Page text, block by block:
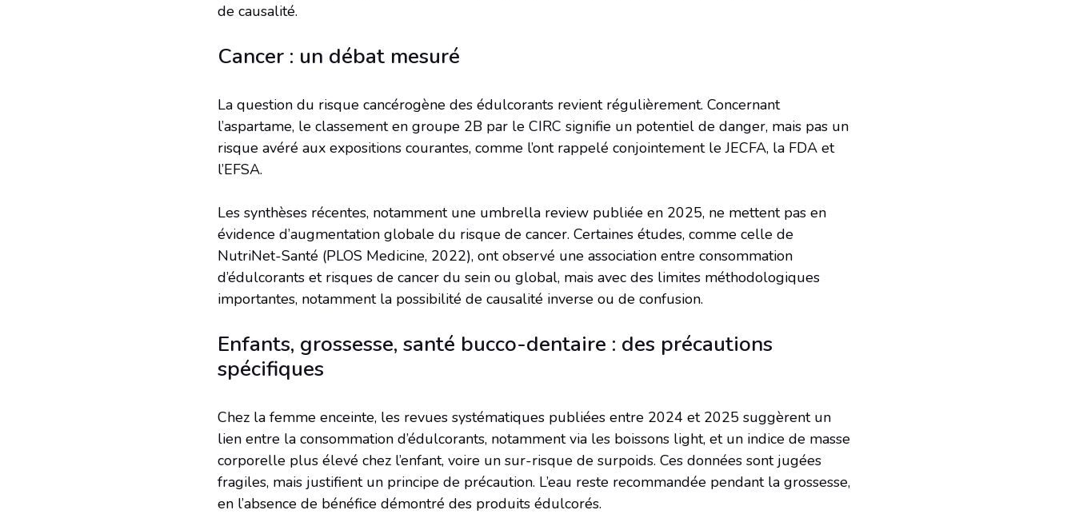
de causalité.
Cancer : un débat mesuré
La question du risque cancérogène des édulcorants revient régulièrement. Concernant
l’aspartame, le classement en groupe 2B par le CIRC signifie un potentiel de danger, mais pas un
risque avéré aux expositions courantes, comme l’ont rappelé conjointement le JECFA, la FDA et
l’EFSA.
Les synthèses récentes, notamment une umbrella review publiée en 2025, ne mettent pas en
évidence d’augmentation globale du risque de cancer. Certaines études, comme celle de
NutriNet-Santé (PLOS Medicine, 2022), ont observé une association entre consommation
d’édulcorants et risques de cancer du sein ou global, mais avec des limites méthodologiques
importantes, notamment la possibilité de causalité inverse ou de confusion.
Enfants, grossesse, santé bucco-dentaire : des précautions
spécifiques
Chez la femme enceinte, les revues systématiques publiées entre 2024 et 2025 suggèrent un
lien entre la consommation d’édulcorants, notamment via les boissons light, et un indice de masse
corporelle plus élevé chez l’enfant, voire un sur-risque de surpoids. Ces données sont jugées
fragiles, mais justifient un principe de précaution. L’eau reste recommandée pendant la grossesse,
en l’absence de bénéfice démontré des produits édulcorés.